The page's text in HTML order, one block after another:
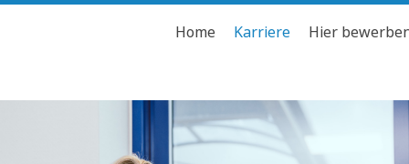
Home Karriere Hier